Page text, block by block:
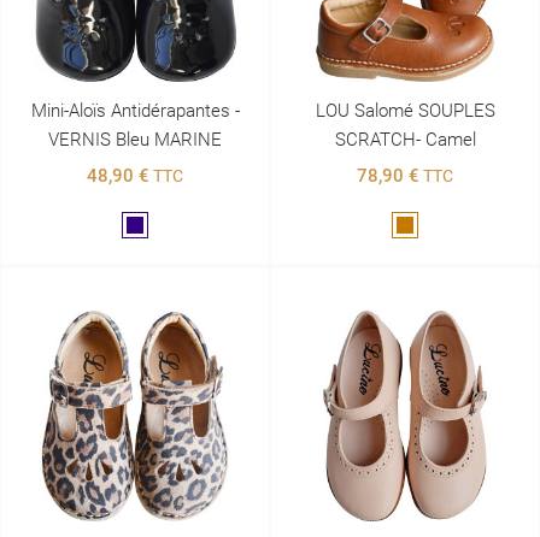
Mini-Aloïs Antidérapantes -
VERNIS Bleu MARINE
48,90 € TTC
LOU Salomé SOUPLES
SCRATCH- Camel
78,90 € TTC